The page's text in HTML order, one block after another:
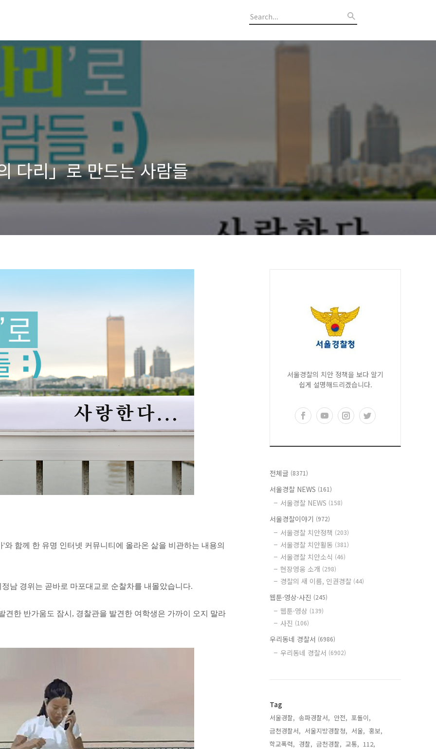
다리」로 만드는 사람들
함께 한 유명 인터넷 커뮤니티에 올라온 삶을 비관하는 내용의
남 경위는 곧바로 마포대교로 순찰차를 내몰았습니다.
한 반가움도 잠시, 경찰관을 발견한 여학생은 가까이 오지 말라
서울경찰의 치안 정책을 보다 알기
쉽게 설명해드리겠습니다.
전체글 (8371)
서울경찰 NEWS (161)
서울경찰 NEWS (158)
서울경찰이야기 (972)
서울경찰 치안정책 (203)
서울경찰 치안활동 (381)
서울경찰 치안소식 (46)
현장영웅 소개 (298)
경찰의 새 이름, 인권경찰 (44)
웹툰·영상·사진 (245)
웹툰·영상 (139)
사진 (106)
우리동네 경찰서 (6986)
우리동네 경찰서 (6902)
Tag
서울경찰, 송파경찰서, 안전, 포돌이,
금천경찰서, 서울지방경찰청, 서울, 홍보,
학교폭력, 경찰, 금천경찰, 교통, 112,